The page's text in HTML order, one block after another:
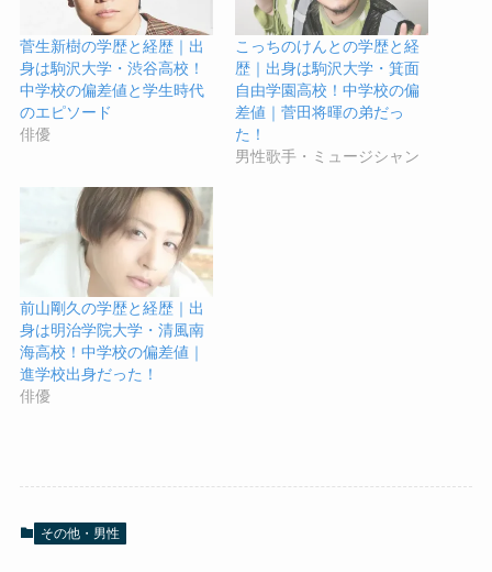
菅生新樹の学歴と経歴｜出
身は駒沢大学・渋谷高校！
中学校の偏差値と学生時代
のエピソード
俳優
こっちのけんとの学歴と経
歴｜出身は駒沢大学・箕面
自由学園高校！中学校の偏
差値｜菅田将暉の弟だっ
た！
男性歌手・ミュージシャン
前山剛久の学歴と経歴｜出
身は明治学院大学・清風南
海高校！中学校の偏差値｜
進学校出身だった！
俳優
その他・男性